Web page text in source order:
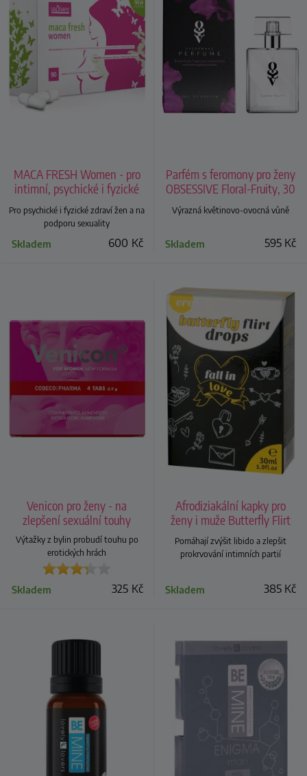
MACA FRESH Women - pro
intimní, psychické i fyzické
zdraví žen
Pro psychické i fyzické zdraví žen a na
podporu sexuality
600 Kč
Skladem
Parfém s feromony pro ženy
OBSESSIVE Floral-Fruity, 30
Výrazná květinovo-ovocná vůně
595 Kč
Skladem
Venicon pro ženy - na
zlepšení sexuální touhy
Výtažky z bylin probudí touhu po
erotických hrách
325 Kč
Skladem
Afrodiziakální kapky pro
ženy i muže Butterfly Flirt
Drops
Pomáhají zvýšit libido a zlepšit
prokrvování intimních partií
385 Kč
Skladem